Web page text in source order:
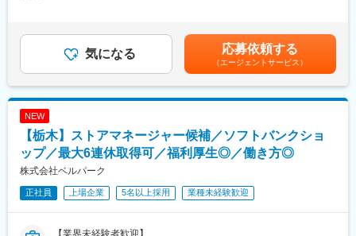
群馬と栃木で輸入車を販売しております。取扱の自動車ブランド
は、ポルシェ、マセラティ、ボルボ、フィアット、アバルト、ア
ルファロメオの６ブランドです。輸入車販売事業以外にも保険事
〇テレワーク時に活用されるオンラインツール
〇配膳やお掃除ロボットなど
【1日の仕事の流れ】
朝礼・営業準備→営業(5-7社程度)→日報作成、翌日準備
クライアントは一人当たり約50社になり、車で移動しながらお客
また、場合によっては機種の納品や設定のサポート、見積書の作
も目安の金額であり、選考を通じて上下する可能性があります。
月給(月額)は固定手当を含めた表記です。
気になる 応募依頼する
（エージェントサービス）
NEW
【栃木】ストアマネージャー候補／ソフトバンクショ
ップ／最大6連休取得可／福利厚生◎／働き方◎
株式会社ベルパーク
正社員 上場企業 5名以上採用 業種未経験歓迎
【業界未経験者歓迎】